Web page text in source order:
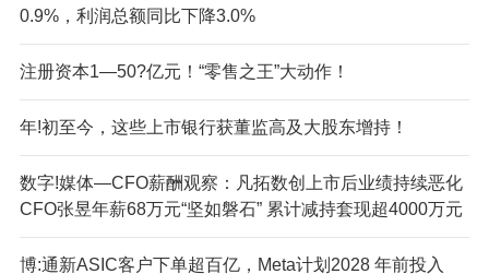
0.9%，利润总额同比下降3.0%
注册资本1—50?亿元！“零售之王”大动作！
年!初至今，这些上市银行获董监高及大股东增持！
数字!媒体—CFO薪酬观察：凡拓数创上市后业绩持续恶化
CFO张昱年薪68万元“坚如磐石” 累计减持套现超4000万元
博:通新ASIC客户下单超百亿，Meta计划2028 年前投入